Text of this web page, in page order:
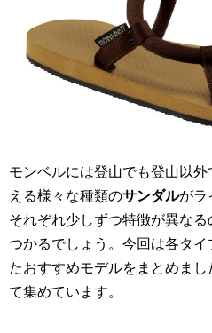
モンベルには登山でも登山以
える様々な種類のサンダルがラ
それぞれ少しずつ特徴が異な
つかるでしょう。今回は各タ
たおすすめモデルをまとめま
て集めています。